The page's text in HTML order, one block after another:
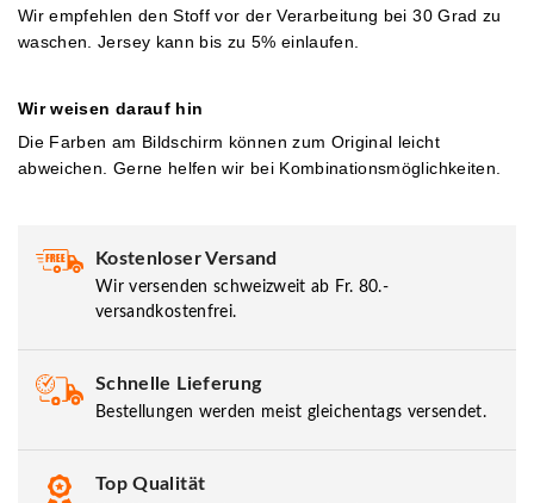
Wir empfehlen den Stoff vor der Verarbeitung bei 30 Grad zu
waschen. Jersey kann bis zu 5% einlaufen.
Wir weisen darauf hin
Die Farben am Bildschirm können zum Original leicht
abweichen. Gerne helfen wir bei Kombinationsmöglichkeiten.
Kostenloser Versand
Wir versenden schweizweit ab Fr. 80.-
versandkostenfrei.
Schnelle Lieferung
Bestellungen werden meist gleichentags versendet.
Top Qualität